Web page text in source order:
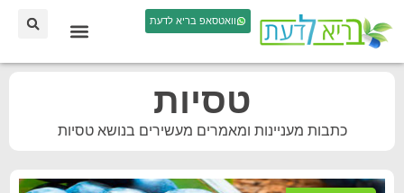
וואטסאפ בריא לדעת
טסיות
כתבות מעניינות ומאמרים מעשירים בנושא טסיות